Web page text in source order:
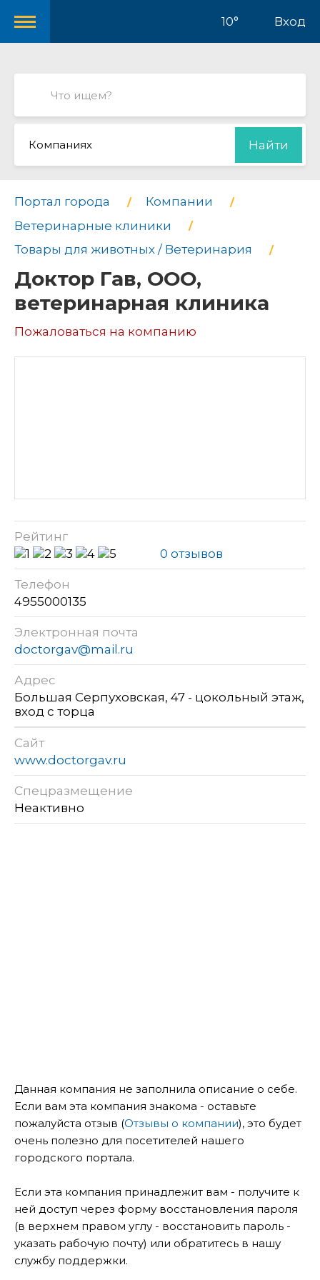
10° Вход
Компаниях Найти
Портал города
Компании
Ветеринарные клиники
Товары для животных / Ветеринария
Доктор Гав, ООО,
ветеринарная клиника
Пожаловаться на компанию
Рейтинг
0 отзывов
Телефон
4955000135
Электронная почта
doctorgav@mail.ru
Адрес
Большая Серпуховская, 47 - цокольный этаж,
вход с торца
Сайт
www.doctorgav.ru
Спецразмещение
Неактивно
Данная компания не заполнила описание о себе.
Если вам эта компания знакома - оставьте
пожалуйста отзыв (Отзывы о компании), это будет
очень полезно для посетителей нашего
городского портала.
Если эта компания принадлежит вам - получите к
ней доступ через форму восстановления пароля
(в верхнем правом углу - восстановить пароль -
указать рабочую почту) или обратитесь в нашу
службу поддержки.